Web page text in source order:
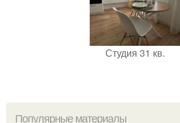
Студия 31 кв.
Популярные материалы